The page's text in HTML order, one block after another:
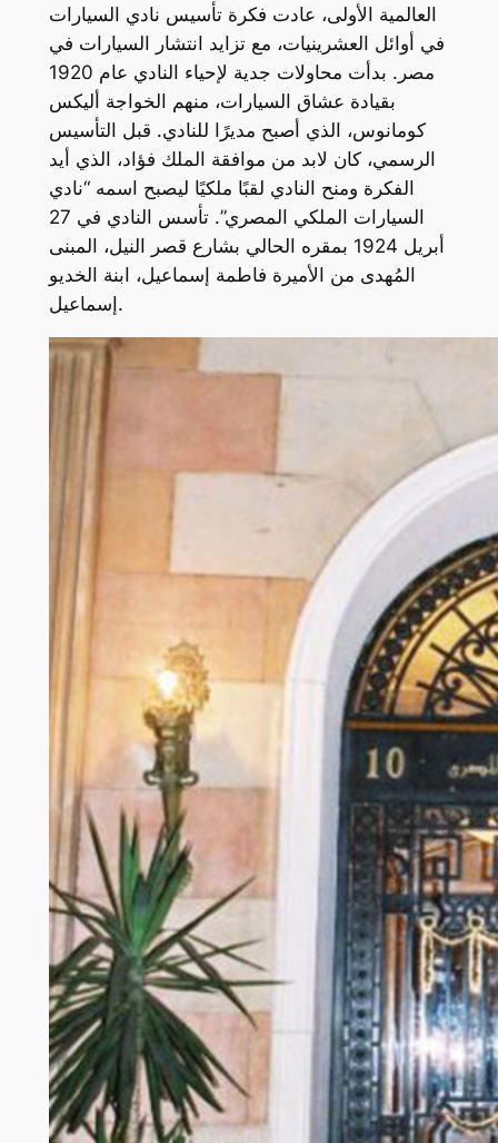
العالمية الأولى، عادت فكرة تأسيس نادي السيارات
في أوائل العشرينيات، مع تزايد انتشار السيارات في
مصر. بدأت محاولات جدية لإحياء النادي عام 1920
بقيادة عشاق السيارات، منهم الخواجة أليكس
كومانوس، الذي أصبح مديرًا للنادي. قبل التأسيس
الرسمي، كان لابد من موافقة الملك فؤاد، الذي أيد
الفكرة ومنح النادي لقبًا ملكيًا ليصبح اسمه “نادي
السيارات الملكي المصري”. تأسس النادي في 27
أبريل 1924 بمقره الحالي بشارع قصر النيل، المبنى
المُهدى من الأميرة فاطمة إسماعيل، ابنة الخديو
إسماعيل.